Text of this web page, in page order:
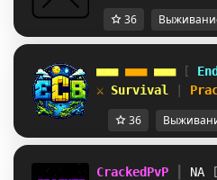
36
■■■ ■■■ ■■■ [
⚔ Survival
36
CrackedPvP NA